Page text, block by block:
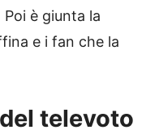
è giunta la
e i fan che la
televoto